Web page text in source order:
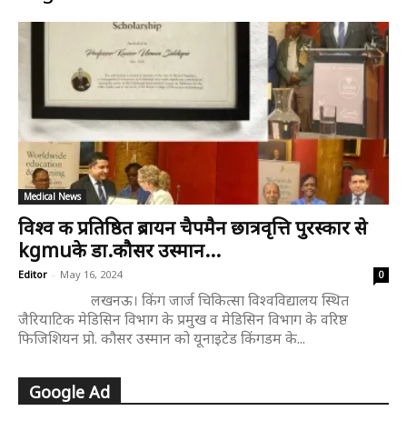
Medical News
विश्व की प्रतिष्ठित ब्रायन चैपमैन छात्रवृत्ति पुरस्कार से
kgmuके डा.कौसर उस्मान...
Editor - May 16, 2024 0
लखनऊ। किंग जार्ज चिकित्सा विश्वविद्यालय स्थित
जैरियाटिक मेडिसिन विभाग के प्रमुख व मेडिसिन विभाग के वरिष्ठ
फिजिशियन प्रो. कौसर उस्मान को यूनाइटेड किंगडम के...
Google Ad